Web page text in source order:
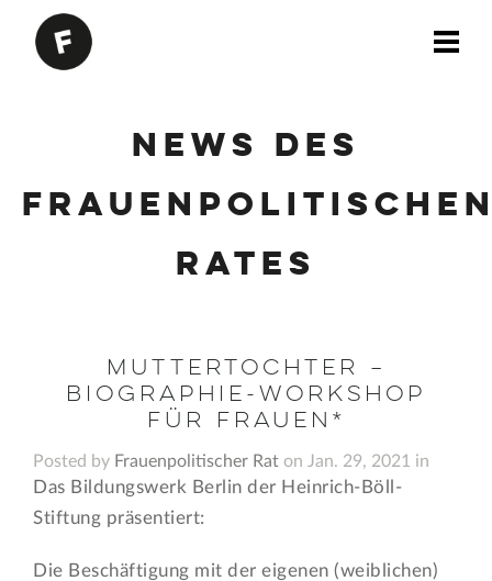
News des
Rates
MutterTochter –
Biographie-Workshop
für Frauen*
Posted by Frauenpolitischer Rat on Jan. 29, 2021 in
Das Bildungswerk Berlin der Heinrich-Böll-
Stiftung präsentiert:
Die Beschäftigung mit der eigenen (weiblichen)